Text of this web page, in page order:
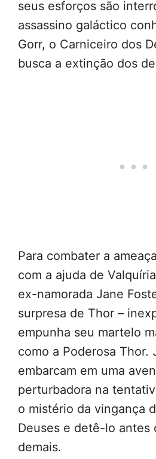
seus esforços são
assassino galáctico
Gorr, o Carniceiro dos
busca a extinção dos
Para combater a
com a ajuda de
ex-namorada Jane
surpresa de Thor –
empunha seu martelo
como a Poderosa Thor.
embarcam em uma
perturbadora na
o mistério da vingança
Deuses e detê-lo antes
demais.